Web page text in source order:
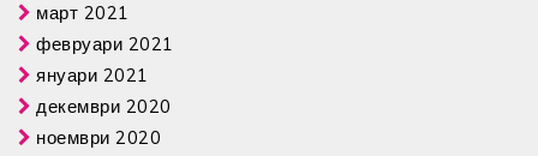
март 2021
февруари 2021
януари 2021
декември 2020
ноември 2020